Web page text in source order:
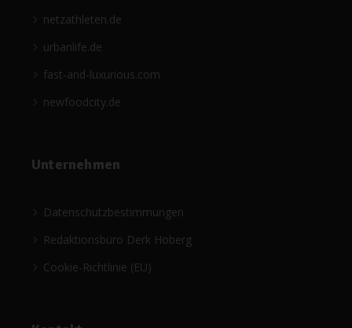
netzathleten.de
urbanlife.de
fast-and-luxurious.com
newfoodcity.de
Unternehmen
Datenschutzbestimmungen
Redaktionsbüro Derk Hoberg
Cookie-Richtlinie (EU)